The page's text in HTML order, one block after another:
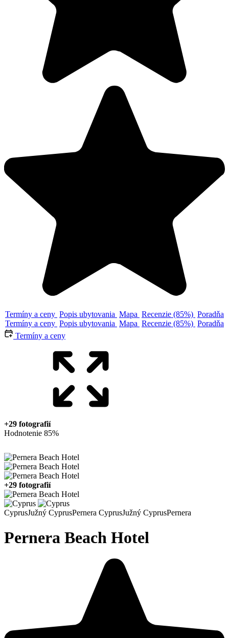
Termíny a ceny Popis ubytovania Mapa Recenzie (85%) Poradňa
Termíny a ceny Popis ubytovania Mapa Recenzie (85%) Poradňa
Termíny a ceny
+29 fotografií
Hodnotenie 85%
+29 fotografií
CyprusJužný CyprusPernera CyprusJužný CyprusPernera
Pernera Beach Hotel